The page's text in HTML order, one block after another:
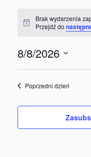
Powiadomienie
Brak wydarzenia
Przejdź do
8/8/2026
Poprzedni dzień